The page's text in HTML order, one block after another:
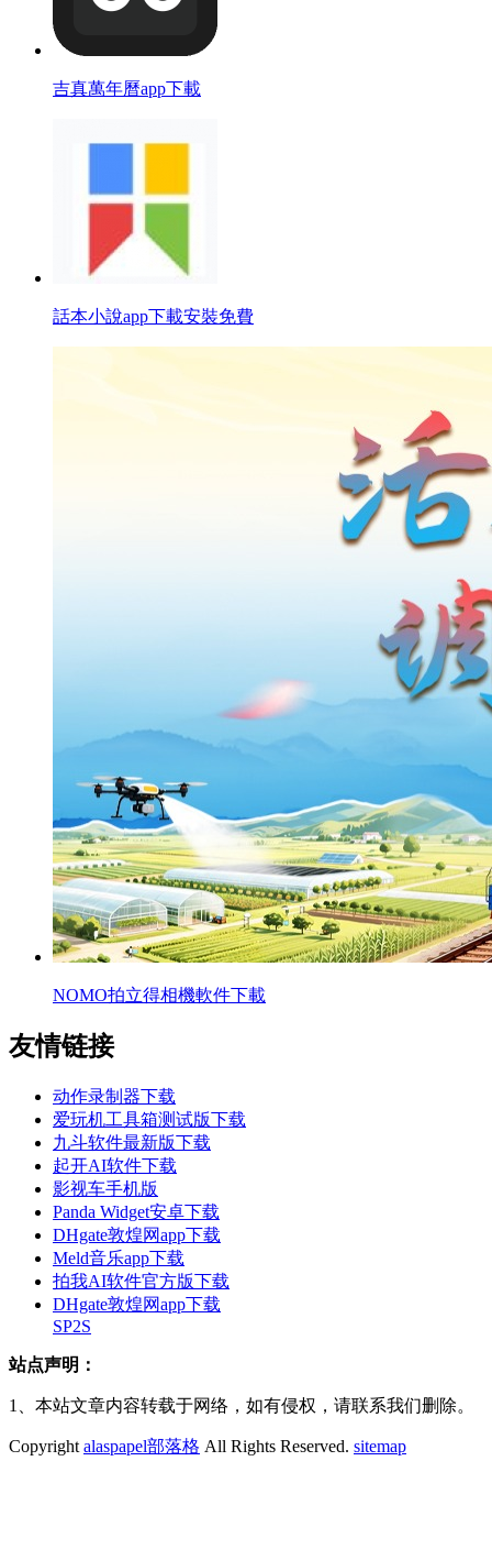
吉真萬年曆app下載
話本小說app下載安裝免費
NOMO拍立得相機軟件下載
友情链接
动作录制器下载
爱玩机工具箱测试版下载
九斗软件最新版下载
起开AI软件下载
影视车手机版
Panda Widget安卓下载
DHgate敦煌网app下载
Meld音乐app下载
拍我AI软件官方版下载
DHgate敦煌网app下载
SP2S
站点声明：
1、本站文章内容转载于网络，如有侵权，请联系我们删除。
Copyright alaspapel部落格 All Rights Reserved. sitemap